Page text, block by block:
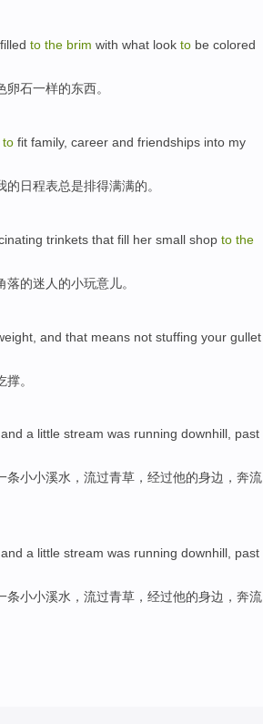
filled to the brim with what look to be colored
卵石一样的东西。
to fit family, career and friendships into my
的日程表总是排得满满的。
trinkets that fill her small shop to the
落的迷人 的小玩意儿。
and that means not stuffing your gullet
撑。
a little stream was running downhill, past
条小小溪水 ，流过青草， 经过他的身边， 奔流
, and a little stream was running downhill past
条小小溪水 ，流过青草， 经过他的身边， 奔流